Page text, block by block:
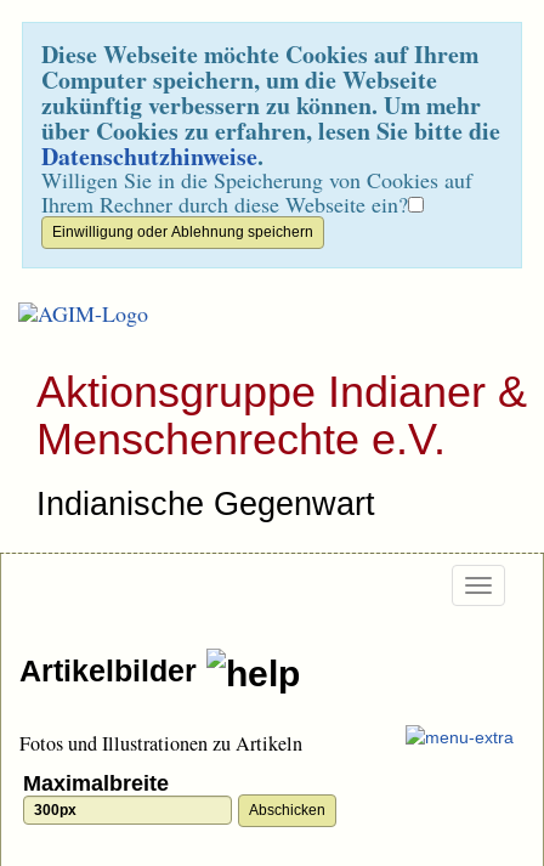
Diese Webseite möchte Cookies auf Ihrem
Computer speichern, um die Webseite
zukünftig verbessern zu können. Um mehr
über Cookies zu erfahren, lesen Sie bitte die
Datenschutzhinweise.
Willigen Sie in die Speicherung von Cookies auf
Ihrem Rechner durch diese Webseite ein?
Aktionsgruppe Indianer &
Menschenrechte e.V.
Indianische Gegenwart
Artikelbilder
Fotos und Illustrationen zu Artikeln
Maximalbreite